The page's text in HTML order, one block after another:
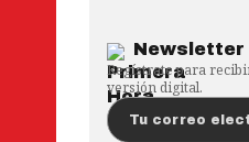
Newsletter
Regístrate para
versión digital.